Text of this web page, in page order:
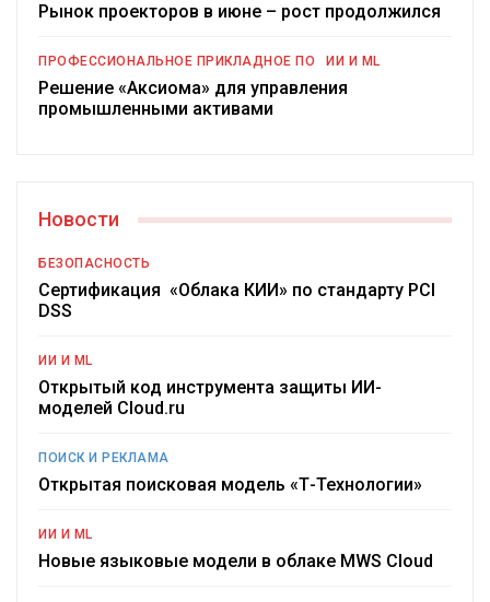
Рынок проекторов в июне – рост продолжился
ПРОФЕССИОНАЛЬНОЕ ПРИКЛАДНОЕ ПО ИИ И ML
Решение «Аксиома» для управления
промышленными активами
Новости
БЕЗОПАСНОСТЬ
Сертификация «Облака КИИ» по стандарту PCI
DSS
ИИ И ML
Открытый код инструмента защиты ИИ-
моделей Cloud.ru
ПОИСК И РЕКЛАМА
Открытая поисковая модель «Т-Технологии»
ИИ И ML
Новые языковые модели в облаке MWS Cloud